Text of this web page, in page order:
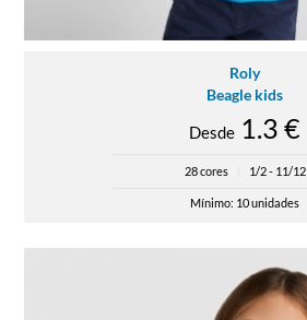
Roly
Beagle kids
Desde 1.3 €
28 cores 1/2 - 11/12
Mínimo: 10 unidades